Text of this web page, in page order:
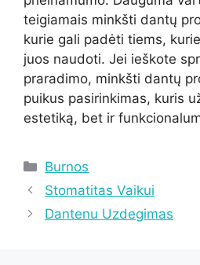
teigiamais minkšti dantų
kurie gali padėti tiems,
juos naudoti. Jei ieškote
praradimo, minkšti dantų
puikus pasirinkimas, kuris
estetiką, bet ir
Kategorijos
Burnos
Stomatitas Vaikui
Dantenu Uzdegimas